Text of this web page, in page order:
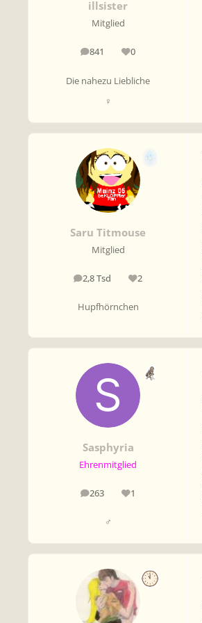
illsister
Mitglied
841
Beiträge 0
Reputation
Die nahezu Liebliche
♀
Saru Titmouse
Mitglied
2,8 Tsd
Beiträge 2
Reputation
Hupfhörnchen
Sasphyria
Ehrenmitglied
263
Beiträge 1
Reputation
♂